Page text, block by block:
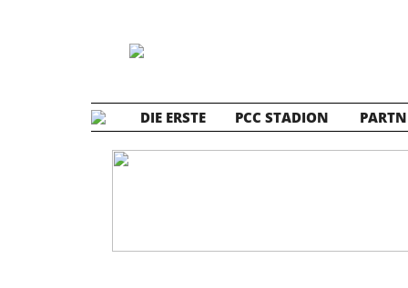
DIE ERSTE PCC STADION